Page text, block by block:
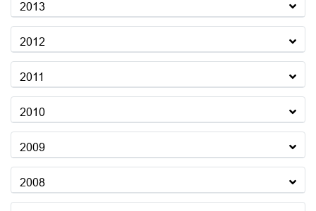
2013
2012
2011
2010
2009
2008